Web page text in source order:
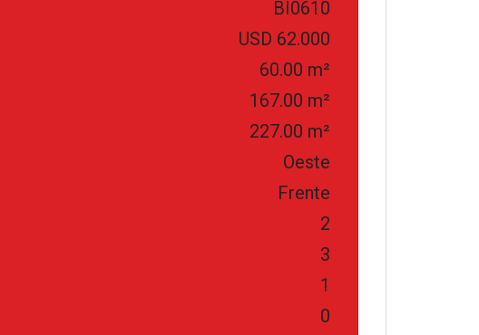
BI0610
USD 62.000
60.00 m²
167.00 m²
227.00 m²
Oeste
Frente
2
3
1
0